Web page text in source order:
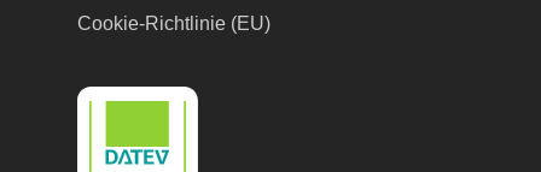
Cookie-Richtlinie (EU)